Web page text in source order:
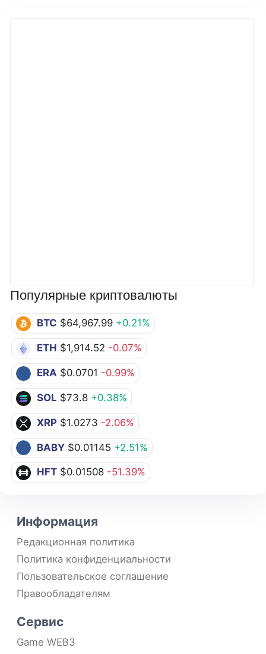
Популярные криптовалюты
BTC $64,967.99 +0.21%
ETH $1,914.52 -0.07%
ERA $0.0701 -0.99%
SOL $73.8 +0.38%
XRP $1.0273 -2.06%
BABY $0.01145 +2.51%
HFT $0.01508 -51.39%
Информация
Редакционная политика
Политика конфиденциальности
Пользовательское соглашение
Правообладателям
Сервис
Game WEB3